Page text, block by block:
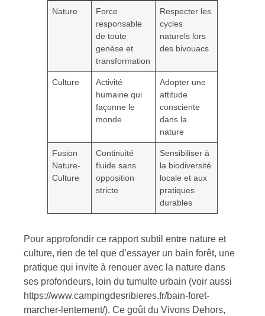
Nature
Force
responsable
de toute
genèse et
transformation
Respecter les
cycles
naturels lors
des bivouacs
Culture
Activité
humaine qui
façonne le
monde
Adopter une
attitude
consciente
dans la
nature
Fusion
Nature-
Culture
Continuité
fluide sans
opposition
stricte
Sensibiliser à
la biodiversité
locale et aux
pratiques
durables
Pour approfondir ce rapport subtil entre nature et
culture, rien de tel que d’essayer un bain forêt, une
pratique qui invite à renouer avec la nature dans
ses profondeurs, loin du tumulte urbain (voir aussi
https://www.campingdesribieres.fr/bain-foret-
marcher-lentement/). Ce goût du Vivons Dehors,